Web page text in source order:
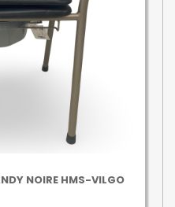
NOIRE HMS-VILGO